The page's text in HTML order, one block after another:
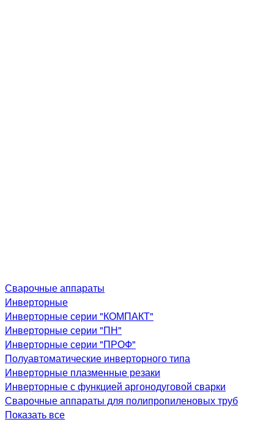
Сварочные аппараты
Инверторные
Инверторные серии "КОМПАКТ"
Инверторные серии "ПН"
Инверторные серии "ПРОФ"
Полуавтоматические инверторного типа
Инверторные плазменные резаки
Инверторные с функцией аргонодуговой сварки
Сварочные аппараты для полипропиленовых труб
Показать все